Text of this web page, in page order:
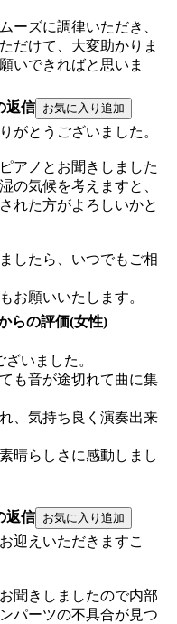
ーズに調律いただき、
だけて、大変助かりま
いできればと思いま
返信
がとうございました。
アノとお聞きしました
の気候を考えますと、
れた方がよろしいかと
したら、いつでもご相
お願いいたします。
らの評価(女性)
いました。
も音が途切れて曲に集
、気持ち良く演奏出来
晴らしさに感動しまし
返信
迎えいただきますこ
聞きしましたので内部
パーツの不具合が見つ